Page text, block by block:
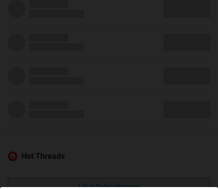
Hot Threads
Lihat Selengkapnya